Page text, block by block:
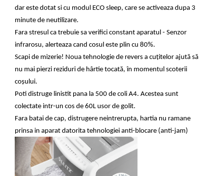
Gratare si picnic
Plaja si relaxare
Genti frigorifice
Ochelari de soare
Lanyards si brelocuri
Umbrele
Scule, unelte si iluminat
Unelte multifunctionale si bricege
(multitools)
Seturi si scule de baza
Masurare si taiere
Lampi portabile
dar este dotat si cu modul ECO sleep, care se activeaza dupa 3
minute de neutilizare.
Fara stresul ca trebuie sa verifici constant aparatul - Senzor
infrarosu, alerteaza cand cosul este plin cu 80%.
Scapi de mizerie! Noua tehnologie de revers a cuțitelor ajută să
nu mai pierzi reziduri de hârtie tocată, în momentul scoterii
coșului.
Poti distruge linistit pana la 500 de coli A4. Acestea sunt
colectate intr-un cos de 60L usor de golit.
Fara batai de cap, distrugere neintrerupta, hartia nu ramane
prinsa in aparat datorita tehnologiei anti-blocare (anti-jam)